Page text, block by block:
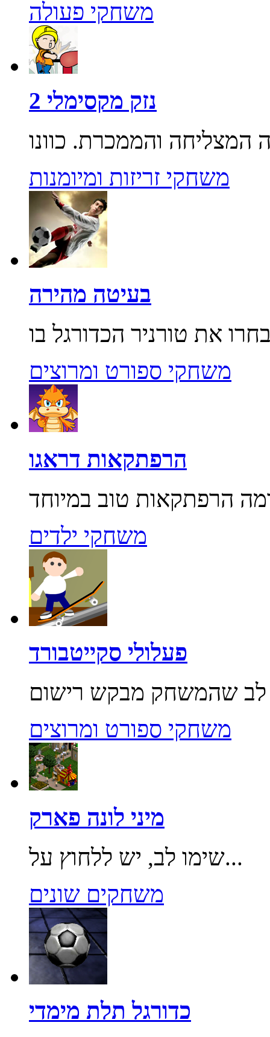
משחקי פעולה
נזק מקסימלי 2
משחקי זריזות ומיומנות
בעיטה מהירה
משחקי ספורט ומרוצים
הרפתקאות דראגו
משחקי ילדים
פעלולי סקייטבורד
משחקי ספורט ומרוצים
מיני לונה פארק
שימו לב, יש ללחוץ על...
משחקים שונים
כדורגל תלת מימדי